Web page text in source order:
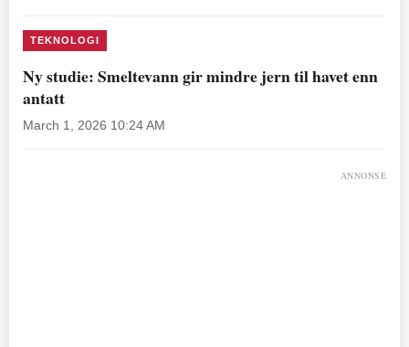
TEKNOLOGI
Ny studie: Smeltevann gir mindre jern til havet enn
antatt
March 1, 2026 10:24 AM
ANNONSE